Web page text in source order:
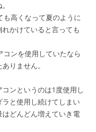
高くなって夏のように
かけていると言っても
ンを使用していたなら
りません。
ンというのは1度使用し
と使用し続けてしまい
どんどん増えていき電